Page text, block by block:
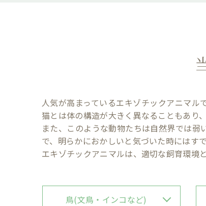
人気が高まっているエキゾチックアニマ
猫とは体の構造が大きく異なることもあり
また、このような動物たちは自然界では
で、明らかにおかしいと気づいた時にはす
エキゾチックアニマルは、適切な飼育環境
鳥(文鳥・インコなど)